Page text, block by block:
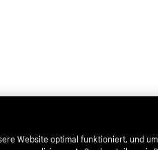
Website optimal funktioniert, und